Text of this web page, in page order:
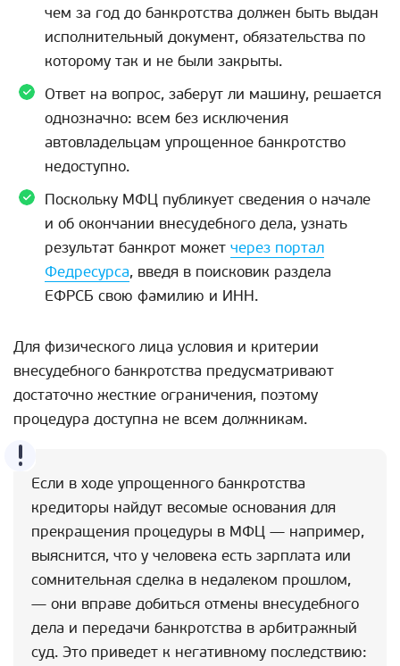
чем за год до банкротства должен быть выдан
исполнительный документ, обязательства по
которому так и не были закрыты.
Ответ на вопрос, заберут ли машину, решается
однозначно: всем без исключения
автовладельцам упрощенное банкротство
недоступно.
Поскольку МФЦ публикует сведения о начале
и об окончании внесудебного дела, узнать
результат банкрот может через портал
Федресурса, введя в поисковик раздела
ЕФРСБ свою фамилию и ИНН.
Для физического лица условия и критерии
внесудебного банкротства предусматривают
достаточно жесткие ограничения, поэтому
процедура доступна не всем должникам.
Если в ходе упрощенного банкротства
кредиторы найдут весомые основания для
прекращения процедуры в МФЦ — например,
выяснится, что у человека есть зарплата или
сомнительная сделка в недалеком прошлом,
— они вправе добиться отмены внесудебного
дела и передачи банкротства в арбитражный
суд. Это приведет к негативному последствию: